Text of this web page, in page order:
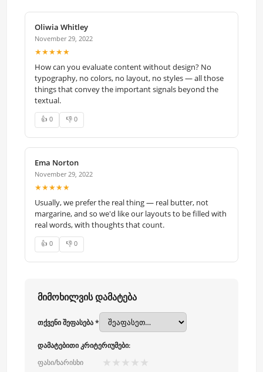
Oliwia Whitley
November 29, 2022
★★★★★
How can you evaluate content without design? No
typography, no colors, no layout, no styles — all those
things that convey the important signals beyond the
textual.
👍 0 👎 0
Ema Norton
November 29, 2022
★★★★★
Usually, we prefer the real thing — real butter, not
margarine, and so we'd like our layouts to be filled with
real words, with thoughts that count.
👍 0 👎 0
მიმოხილვის დამატება
თქვენი შეფასება *
დამატებითი კრიტერიუმები:
ფასი/ხარისხი
★ ★ ★ ★ ★